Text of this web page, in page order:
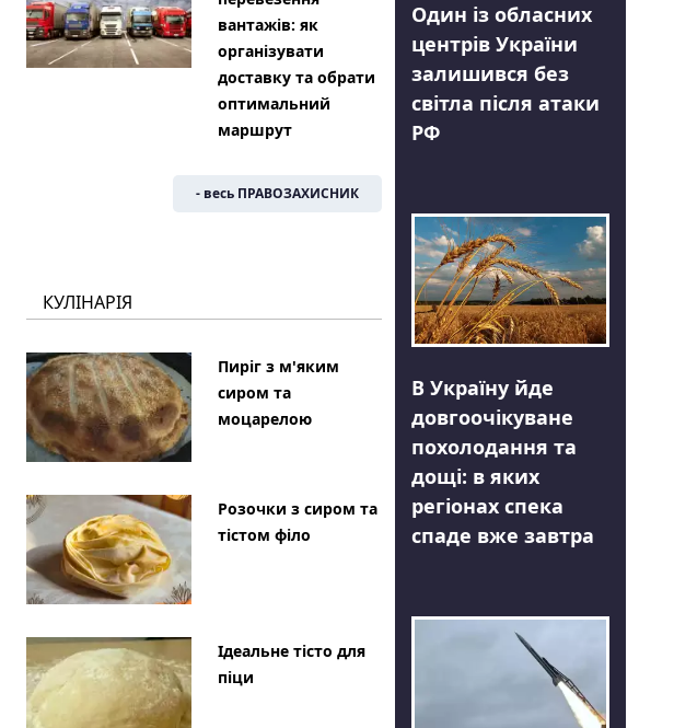
вантажів: як
організувати
доставку та обрати
оптимальний
маршрут
- весь ПРАВОЗАХИСНИК
КУЛІНАРІЯ
Пиріг з м'яким
сиром та
моцарелою
Розочки з сиром та
тістом філо
Ідеальне тісто для
піци
Один із обласних
центрів України
залишився без
світла після атаки
РФ
В Україну йде
довгоочікуване
похолодання та
дощі: в яких
регіонах спека
спаде вже завтра